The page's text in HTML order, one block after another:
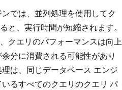
では、並列処理を使用してク
と、実行時間が短縮されます。
クエリのパフォーマンスは向上
分に消費される可能性があり
は、同じデータベース エンジ
るすべてのクエリのクエリ パ